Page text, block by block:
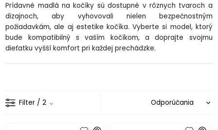
Prídavné madlá na kočíky sú dostupné v rôznych tvaroch a
dizajnoch, aby vyhovovali nielen bezpečnostným
požiadavkám, ale aj estetike kočíka. Vyberte si model, ktorý
bude kompatibilný s vaším kočíkom, a doprajte svojmu
dieťatku vyšší komfort pri každej prechádzke.
Filter / 2